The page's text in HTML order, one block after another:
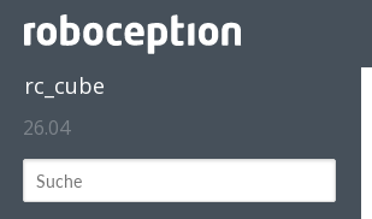
rc_cube
26.04